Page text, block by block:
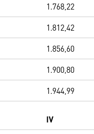
1.768,22
1.812,42
1.856,60
1.900,80
1.944,99
IV